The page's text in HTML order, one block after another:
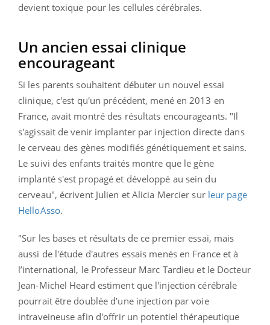
devient toxique pour les cellules cérébrales.
Un ancien essai clinique
encourageant
Si les parents souhaitent débuter un nouvel essai
clinique, c'est qu'un précédent, mené en 2013 en
France, avait montré des résultats encourageants. "Il
s'agissait de venir implanter par injection directe dans
le cerveau des gènes modifiés génétiquement et sains.
Le suivi des enfants traités montre que le gène
implanté s'est propagé et développé au sein du
cerveau", écrivent Julien et Alicia Mercier sur leur page
HelloAsso.
"Sur les bases et résultats de ce premier essai, mais
aussi de l'étude d'autres essais menés en France et à
l’international, le Professeur Marc Tardieu et le Docteur
Jean-Michel Heard estiment que l'injection cérébrale
pourrait être doublée d’une injection par voie
intraveineuse afin d'offrir un potentiel thérapeutique